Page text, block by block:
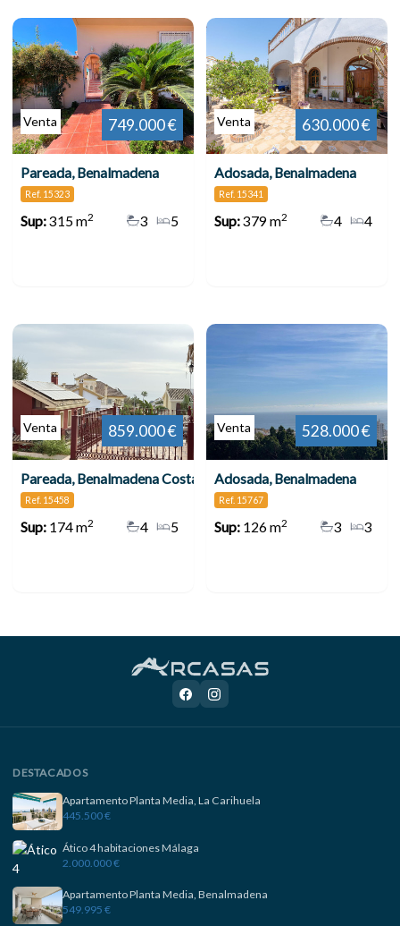
Venta 749.000 €
Pareada, Benalmadena
Ref. 15323
Sup:315 m2 5
3
Venta 630.000 €
Adosada, Benalmadena
Ref. 15341
Sup:379 m2 4
4
Venta 859.000 €
Pareada, Benalmadena Costa
Ref. 15458
Sup:174 m2 5
4
Venta 528.000 €
Adosada, Benalmadena
Ref. 15767
Sup:126 m2 3
3
DESTACADOS
Apartamento Planta Media, La Carihuela
445.500 €
Ático 4 habitaciones Málaga
2.000.000 €
Apartamento Planta Media, Benalmadena
549.995 €